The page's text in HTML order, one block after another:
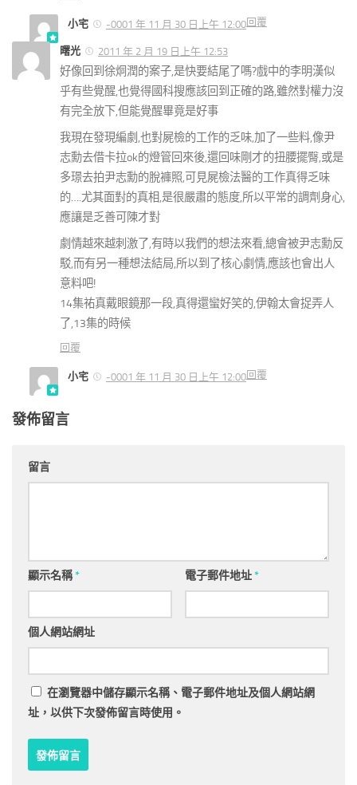
小宅 -0001 年 11 月 30 日上午 12:00回覆
曙光 2011 年 2 月 19 日上午 12:53
好像回到徐烔潤的案子,是快要結尾了嗎?戲中的李明漢似
乎有些覺醒,也覺得國科搜應該回到正確的路,雖然對權力沒
有完全放下,但能覺醒畢竟是好事
我現在發現編劇,也對屍檢的工作的乏味,加了一些料,像尹
志勳去借卡拉ok的燈管回來後,還回味剛才的扭腰擺臀,或是
多璟去拍尹志勳的脫褲照,可見屍檢法醫的工作真得乏味
的….尤其面對的真相,是很嚴肅的態度,所以平常的調劑身心,
應讓是乏善可陳才對
劇情越來越刺激了,有時以我們的想法來看,總會被尹志勳反
駁,而有另一種想法結局,所以到了核心劇情,應該也會出人
意料吧!
14集祐真戴眼鏡那一段,真得還蠻好笑的,伊翰太會捉弄人
了,13集的時候
回覆
小宅 -0001 年 11 月 30 日上午 12:00回覆
發佈留言
留言
顯示名稱* 電子郵件地址*
個人網站網址
在瀏覽器中儲存顯示名稱、電子郵件地址及個人網站網
址，以供下次發佈留言時使用。